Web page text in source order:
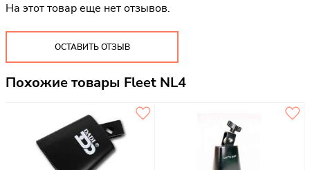
На этот товар еще нет отзывов.
ОСТАВИТЬ ОТЗЫВ
Похожие товары Fleet NL4